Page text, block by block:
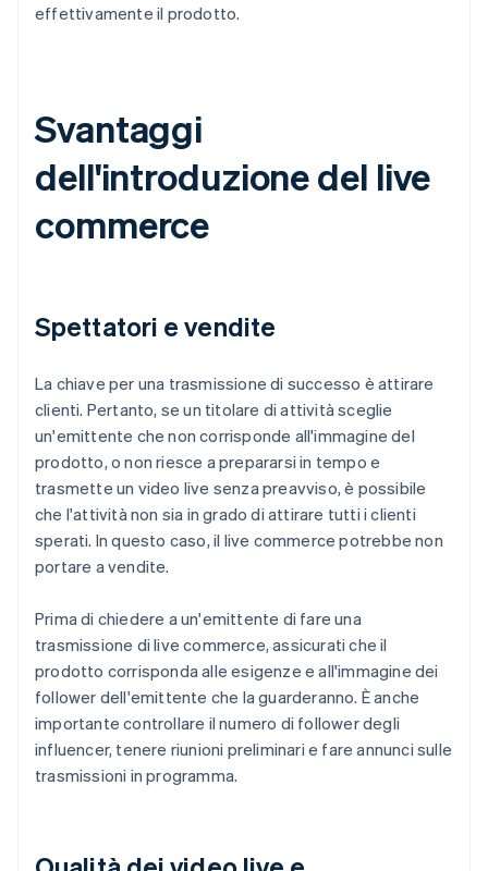
effettivamente il prodotto.
Svantaggi
dell'introduzione del live
commerce
Spettatori e vendite
La chiave per una trasmissione di successo è attirare
clienti. Pertanto, se un titolare di attività sceglie
un'emittente che non corrisponde all'immagine del
prodotto, o non riesce a prepararsi in tempo e
trasmette un video live senza preavviso, è possibile
che l'attività non sia in grado di attirare tutti i clienti
sperati. In questo caso, il live commerce potrebbe non
portare a vendite.
Prima di chiedere a un'emittente di fare una
trasmissione di live commerce, assicurati che il
prodotto corrisponda alle esigenze e all'immagine dei
follower dell'emittente che la guarderanno. È anche
importante controllare il numero di follower degli
influencer, tenere riunioni preliminari e fare annunci sulle
trasmissioni in programma.